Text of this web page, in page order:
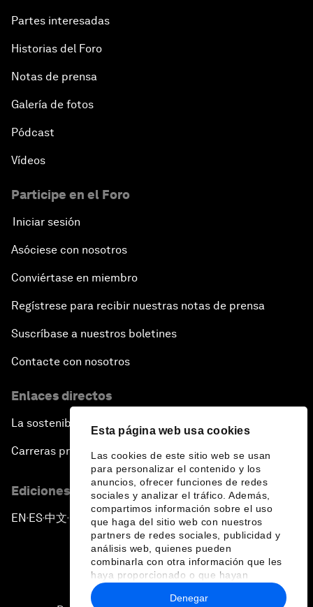
Esta página web usa cookies
Las cookies de este sitio web se usan
para personalizar el contenido y los
anuncios, ofrecer funciones de redes
sociales y analizar el tráfico. Además,
compartimos información sobre el uso
que haga del sitio web con nuestros
partners de redes sociales, publicidad y
análisis web, quienes pueden
combinarla con otra información que les
haya proporcionado o que hayan
recopilado a partir del uso que haya
hecho de sus servicios.
Denegar
Partes interesadas
Historias del Foro
Notas de prensa
Galería de fotos
Pódcast
Vídeos
Participe en el Foro
Iniciar sesión
Asóciese con nosotros
Conviértase en miembro
Regístrese para recibir nuestras notas de prensa
Suscríbase a nuestros boletines
Contacte con nosotros
Enlaces directos
La sostenibilidad en el Foro
Carreras profesionales
Ediciones en otros idiomas
EN ▪ES▪中文▪ 日本語